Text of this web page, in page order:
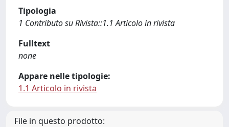
Tipologia
1 Contributo su Rivista::1.1 Articolo in rivista
Fulltext
none
Appare nelle tipologie:
1.1 Articolo in rivista
File in questo prodotto: